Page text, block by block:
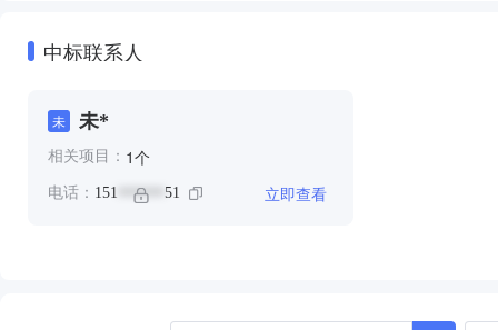
中标联系人
未 未*
相关项目： 1个
电话： 151 ****** 51 立即查看